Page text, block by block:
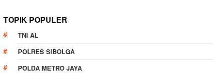
TOPIK POPULER
TNI AL
POLRES SIBOLGA
POLDA METRO JAYA